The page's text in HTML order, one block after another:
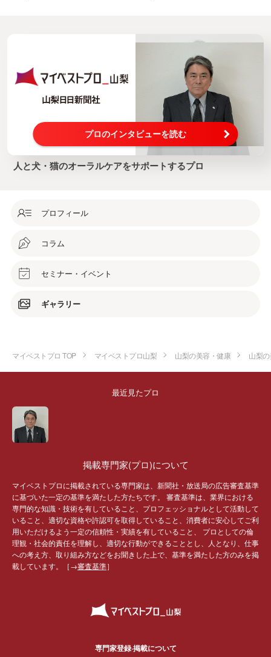
プロのインタビューを読む
人と犬・猫のオーラルケアをサポートするプロ
プロフィール
コラム
セミナー・イベント
ギャラリー
マイベストプロ TOP マイベストプロ山梨 山梨の美容・健康 山梨
最近見たプロ
掲載専門家(プロ)について
マイベストプロに掲載されている専門家は、新聞社・放送局の広告審査基準
に基づいた一定の基準を満たした方たちです。 審査基準は、業界における
専門的な知識・技術を有していること、プロフェッショナルとして活動して
いること、適切な資格や許認可を取得していること、消費者に安心してご利
用いただけるよう一定の信頼性・実績を有していること、 プロとしての倫
理観・社会的責任を理解し、適切な行動ができることとし、人となり、仕事
への考え方、取り組み方などをお聞きした上で、基準を満たした方のみを掲
載しています。［→審査基準］
専門家登録·掲載について